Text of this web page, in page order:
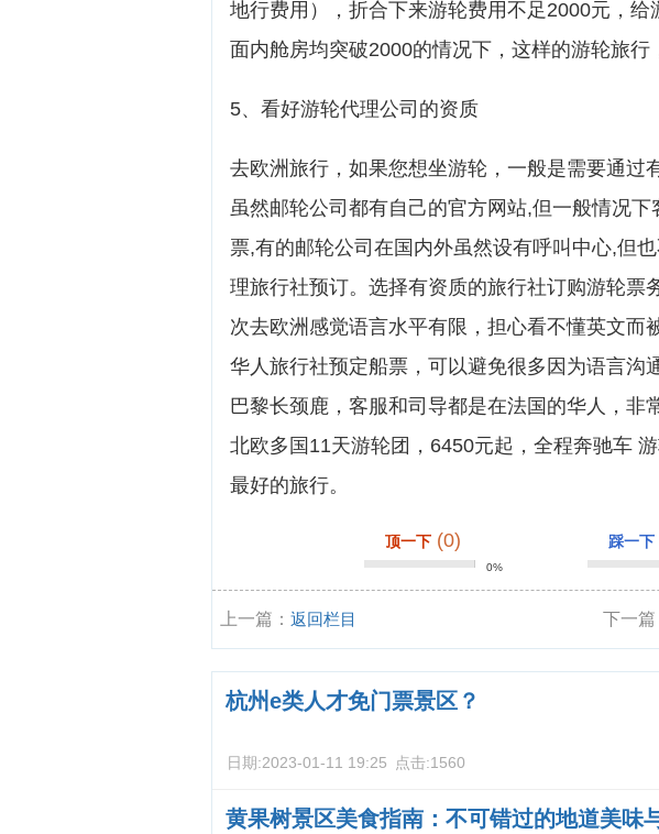
地行费用），折合下来游轮费用不足2000元，
面内舱房均突破2000的情况下，这样的游轮旅行
5、看好游轮代理公司的资质
去欧洲旅行，如果您想坐游轮，一般是需要通过
虽然邮轮公司都有自己的官方网站,但一般情况
票,有的邮轮公司在国内外虽然设有呼叫中心,但
理旅行社预订。选择有资质的旅行社订购游轮票
次去欧洲感觉语言水平有限，担心看不懂英文而
华人旅行社预定船票，可以避免很多因为语言沟
巴黎长颈鹿，客服和司导都是在法国的华人，非
北欧多国11天游轮团，6450元起，全程奔驰车
最好的旅行。
顶一下 (0)
0%
踩一下
上一篇： 返回栏目 下一篇
渡攻略
杭州e类人才免门票景区？
日期:2023-01-11 19:25 点击:1560
黄果树景区美食指南：不可错过的地道美味